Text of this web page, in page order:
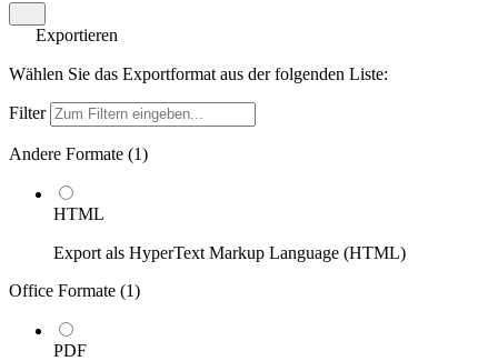
Exportieren
Wählen Sie das Exportformat aus der folgenden Liste:
Filter
Andere Formate (1)
HTML
Export als HyperText Markup Language (HTML)
Office Formate (1)
PDF